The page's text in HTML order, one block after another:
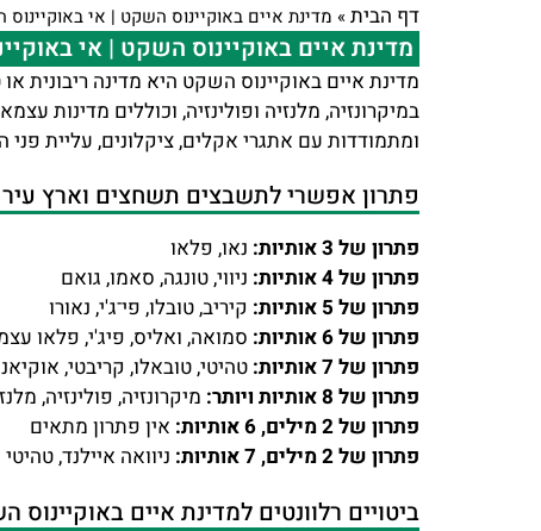
דף הבית» מדינת איים באוקיינוס השקט | אי
מדינת איים באוקיינוס השקט | אי
מדינת איים באוקיינוס השקט היא מדינה ריבונית
במיקרונזיה, מלנזיה ופולינזיה, וכוללים מדינות
ומתמודדות עם אתגרי אקלים, ציקלונים, עליית פני
פתרון אפשרי לתשבצים תשחצים וארץ עיר
פתרון של 3 אותיות:
נאו, פלאו
פתרון של 4 אותיות:
ניווי, טונגה, סאמו, גואם
פתרון של 5 אותיות:
קיריב, טובלו, פי־ג'י, נאורו
פתרון של 6 אותיות:
סמואה, ואליס, פיג'י, פלאו
פתרון של 7 אותיות:
טהיטי, טובאלו, קריבטי,
פתרון של 8 אותיות ויותר:
מיקרונזיה, פולינזיה,
פתרון של 2 מילים, 6 אותיות:
אין פתרון מתאים
פתרון של 2 מילים, 7 אותיות:
ניוואה איילנד,
ביטויים רלוונטים למדינת איים